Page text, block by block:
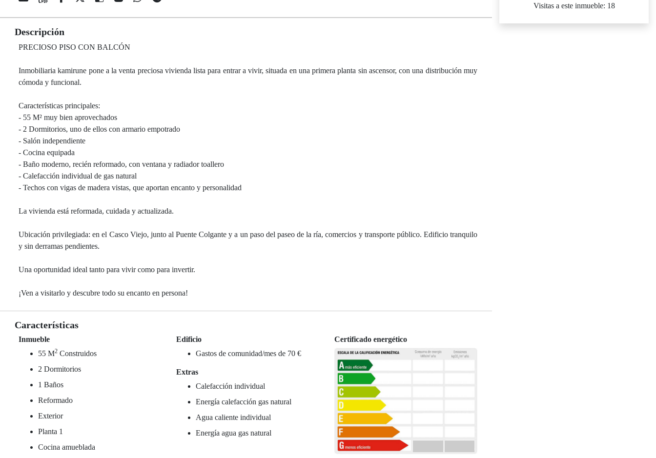
Descripción
PRECIOSO PISO CON BALCÓN
Inmobiliaria kamirune pone a la venta preciosa vivienda lista para entrar a vivir, situada en una primera planta sin ascensor, con una distribución muy
cómoda y funcional.
Características principales:
- 55 M² muy bien aprovechados
- 2 Dormitorios, uno de ellos con armario empotrado
- Salón independiente
- Cocina equipada
- Baño moderno, recién reformado, con ventana y radiador toallero
- Calefacción individual de gas natural
- Techos con vigas de madera vistas, que aportan encanto y personalidad
La vivienda está reformada, cuidada y actualizada.
Ubicación privilegiada: en el Casco Viejo, junto al Puente Colgante y a un paso del paseo de la ría, comercios y transporte público. Edificio tranquilo
y sin derramas pendientes.
Una oportunidad ideal tanto para vivir como para invertir.
¡Ven a visitarlo y descubre todo su encanto en persona!
Características
Inmueble
55 M2 Construidos
2 Dormitorios
1 Baños
Reformado
Exterior
Planta 1
Cocina amueblada
Edificio
Gastos de comunidad/mes de 70 €
Extras
Calefacción individual
Energía calefacción gas natural
Agua caliente individual
Energía agua gas natural
Certificado energético
Visitas a este inmueble: 18